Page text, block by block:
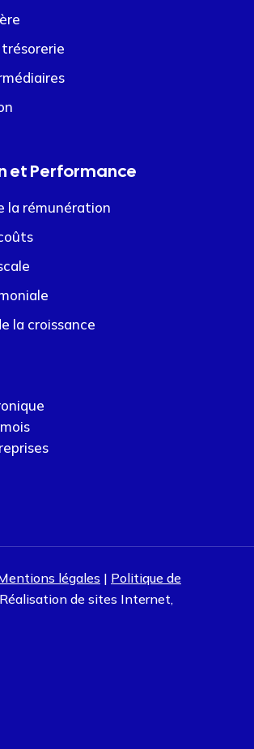
et Performance
la rémunération
la croissance
légales | Politique de
de sites Internet,